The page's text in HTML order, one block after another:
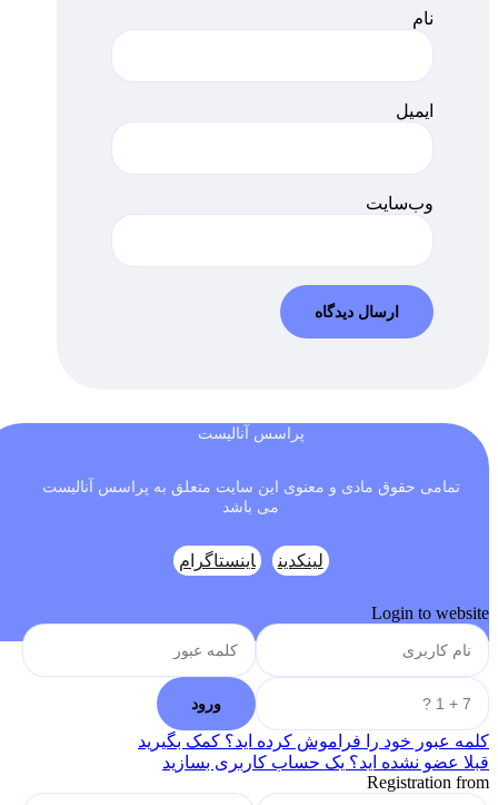
نام
ایمیل
وب‌سایت
پراسس آنالیست
تمامی حقوق مادی و معنوی این سایت متعلق به پراسس آنالیست
می باشد
لینکدین اینستاگرام
Login to website
کلمه عبور خود را فراموش کرده اید؟ کمک بگیرید
قبلا عضو نشده اید؟ یک حساب کاربری بسازید
Registration from